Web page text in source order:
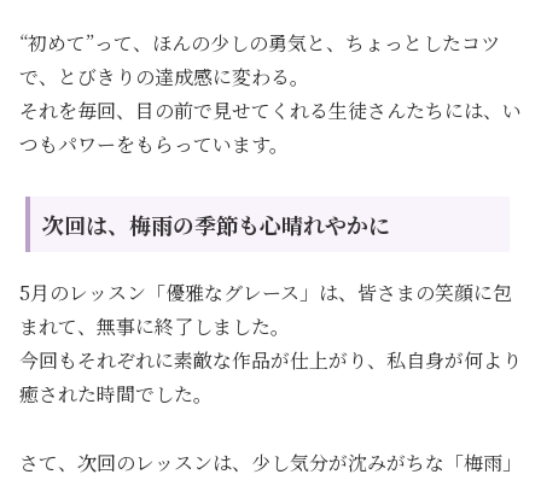
“初めて”って、ほんの少しの勇気と、ちょっとしたコツ
で、とびきりの達成感に変わる。
それを毎回、目の前で見せてくれる生徒さんたちには、い
つもパワーをもらっています。
次回は、梅雨の季節も心晴れやかに
5月のレッスン「優雅なグレース」は、皆さまの笑顔に包
まれて、無事に終了しました。
今回もそれぞれに素敵な作品が仕上がり、私自身が何より
癒された時間でした。
さて、次回のレッスンは、少し気分が沈みがちな「梅雨」